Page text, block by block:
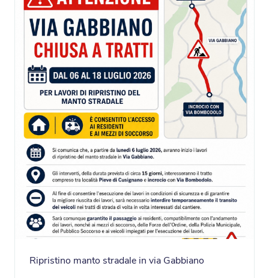
Ripristino manto stradale in via Gabbiano